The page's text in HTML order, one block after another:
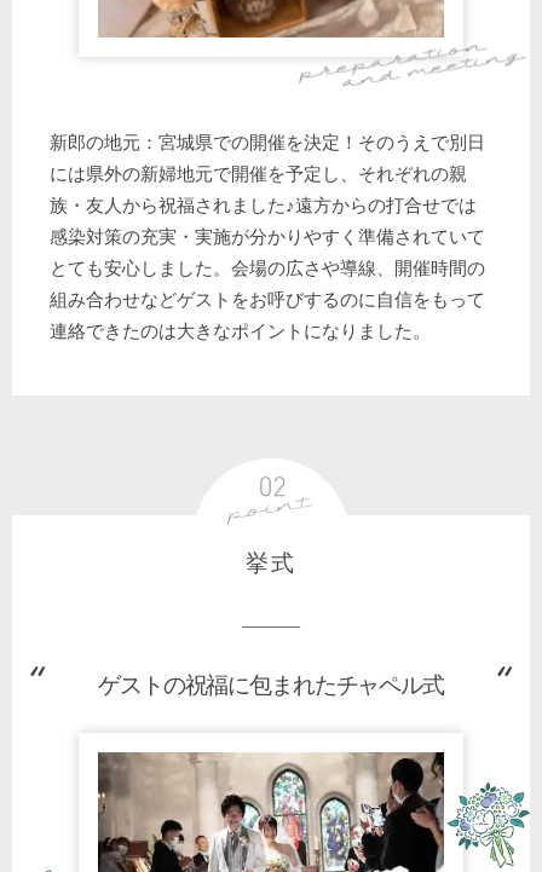
新郎の地元：宮城県での開催を決定！そのうえで別日
には県外の新婦地元で開催を予定し、それぞれの親
族・友人から祝福されました♪遠方からの打合せでは
感染対策の充実・実施が分かりやすく準備されていて
とても安心しました。会場の広さや導線、開催時間の
組み合わせなどゲストをお呼びするのに自信をもって
連絡できたのは大きなポイントになりました。
挙式
ゲストの祝福に包まれたチャペル式